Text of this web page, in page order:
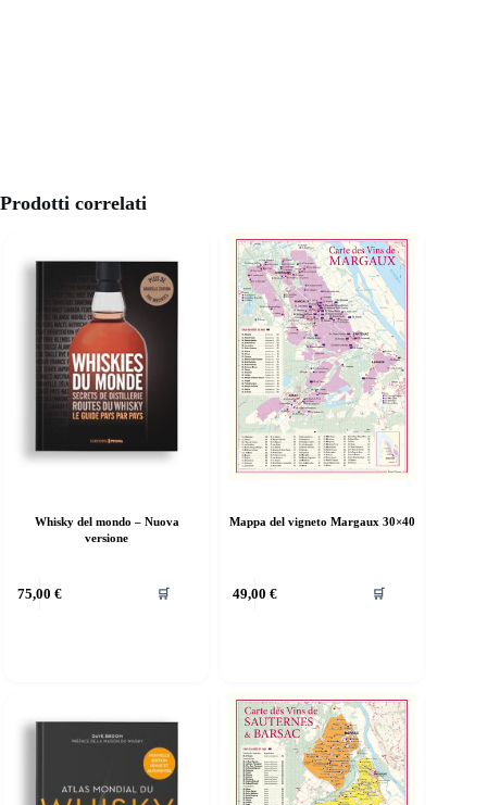
Prodotti correlati
Whisky del mondo – Nuova
versione
75,00 € 🛒
Mappa del vigneto Margaux 30×40
49,00 € 🛒